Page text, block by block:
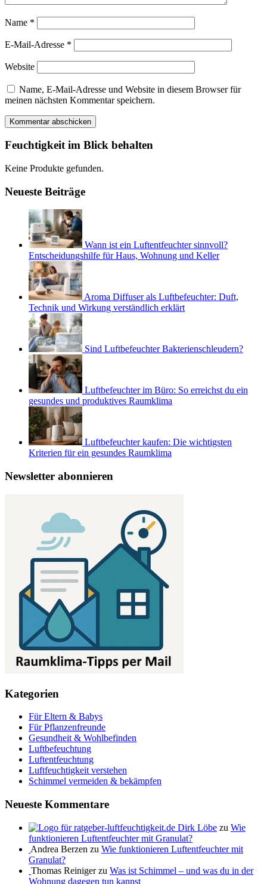
Name *
E-Mail-Adresse *
Website
Name, E-Mail-Adresse und Website in diesem Browser für
meinen nächsten Kommentar speichern.
Feuchtigkeit im Blick behalten
Keine Produkte gefunden.
Neueste Beiträge
Wann ist ein Luftentfeuchter sinnvoll?
Entscheidungshilfe für Haus, Wohnung und Keller
Aroma Diffuser als Luftbefeuchter: Duft,
Technik und Wirkung verständlich erklärt
Sind Luftbefeuchter Bakterienschleudern?
Luftbefeuchter im Büro: So erreichst du ein
gesundes und produktives Raumklima
Luftbefeuchter kaufen: Die wichtigsten
Kriterien für ein gesundes Raumklima
Newsletter abonnieren
Kategorien
Für Eltern & Babys
Für Pflanzenfreunde
Gesundheit & Wohlbefinden
Luftbefeuchtung
Luftentfeuchtung
Luftfeuchtigkeit verstehen
Schimmel vermeiden & bekämpfen
Neueste Kommentare
Dirk Löbe zu Wie
funktionieren Luftentfeuchter mit Granulat?
Andrea Berzen zu Wie funktionieren Luftentfeuchter mit
Granulat?
Thomas Reiniger zu Was ist Schimmel – und was du in der
Wohnung dagegen tun kannst